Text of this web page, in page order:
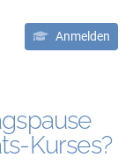
Anmelden
Kurses?